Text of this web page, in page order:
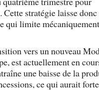
stratégie laisse donc
qui limite
vers un nouveau
est actuellement en
une baisse de la
ce qui aurait